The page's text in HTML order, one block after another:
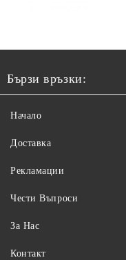
Бързи връзки:
Начало
Доставка
Рекламации
Чести Въпроси
За Нас
Контакт